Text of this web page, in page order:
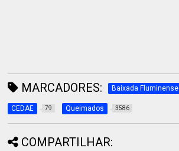
MARCADORES: Baixada Fluminense
CEDAE 79 Queimados 3586
COMPARTILHAR: